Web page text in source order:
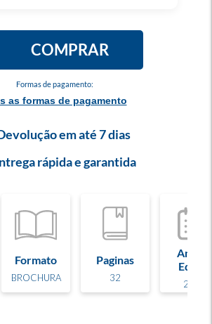
Formas de pagamento:
as formas de pagamento
COMPRAR
em até 7 dias
rápida e garantida
Formato
BROCHURA
Paginas
32
Ano de
Edição
2006